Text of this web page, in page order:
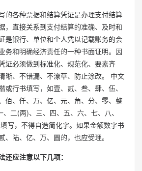
的各种票据和结算凭证是办理支付结算
，直接关系到支付结算的准确、及时和
是银行、单位和个人凭以记载账务的会
务和明确经济责任的一种书面证明。因
证必须做到标准化、规范化、要素齐
晰、不错漏、不潦草、防止涂改。 中文
或行书填写，如壹、贰、叁、肆、伍、
佰、仟、万、亿、元、角、分、零、整
二(两)、三、四、五、六、七、八、
写，不得自造简化字。如果金额数字书
、陆、亿、万、圆的，也应受理。
还应注意以下几项：